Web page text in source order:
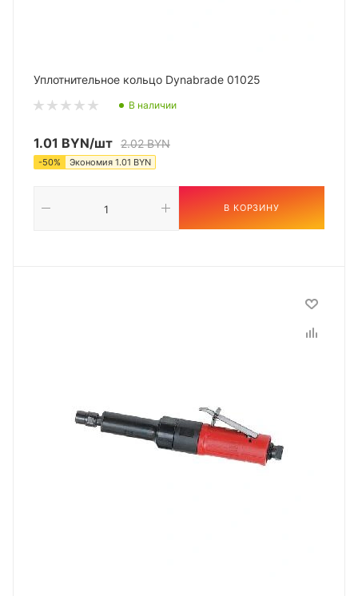
Уплотнительное кольцо Dynabrade 01025
В наличии
1.01 BYN/шт 2.02BYN
-50% Экономия 1.01 BYN
В КОРЗИНУ